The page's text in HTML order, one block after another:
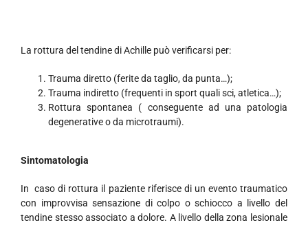
La rottura del tendine di Achille può verificarsi per:
Trauma diretto (ferite da taglio, da punta…);
Trauma indiretto (frequenti in sport quali sci, atletica…);
Rottura spontanea ( conseguente ad una patologia
degenerative o da microtraumi).
Sintomatologia
In caso di rottura il paziente riferisce di un evento traumatico
con improvvisa sensazione di colpo o schiocco a livello del
tendine stesso associato a dolore. A livello della zona lesionale